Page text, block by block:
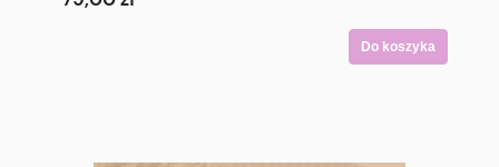
Do koszyka